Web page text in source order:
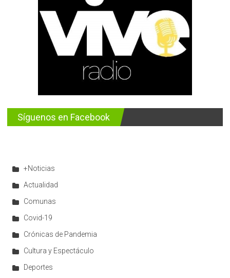
Síguenos en Facebook
+Noticias
Actualidad
Comunas
Covid-19
Crónicas de Pandemia
Cultura y Espectáculo
Deportes